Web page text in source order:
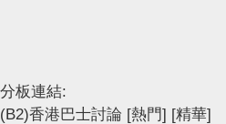
分板連結:
(B2)香港巴士討論 [熱門] [精華]